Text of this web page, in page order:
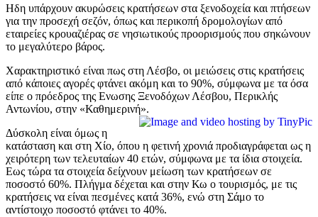
Ηδη υπάρχουν ακυρώσεις κρατήσεων στα ξενοδοχεία και πτήσεων
για την προσεχή σεζόν, όπως και περικοπή δρομολογίων από
εταιρείες κρουαζιέρας σε νησιωτικούς προορισμούς που σηκώνουν
το μεγαλύτερο βάρος.
Χαρακτηριστικό είναι πως στη Λέσβο, οι μειώσεις στις κρατήσεις
από κάποιες αγορές φτάνει ακόμη και το 90%, σύμφωνα με τα όσα
είπε ο πρόεδρος της Ενωσης Ξενοδόχων Λέσβου, Περικλής
Αντωνίου, στην «Καθημερινή».
Δύσκολη είναι όμως η
κατάσταση και στη Χίο, όπου η φετινή χρονιά προδιαγράφεται ως η
χειρότερη των τελευταίων 40 ετών, σύμφωνα με τα ίδια στοιχεία.
Εως τώρα τα στοιχεία δείχνουν μείωση των κρατήσεων σε
ποσοστό 60%. Πλήγμα δέχεται και στην Κω ο τουρισμός, με τις
κρατήσεις να είναι πεσμένες κατά 36%, ενώ στη Σάμο το
αντίστοιχο ποσοστό φτάνει το 40%.